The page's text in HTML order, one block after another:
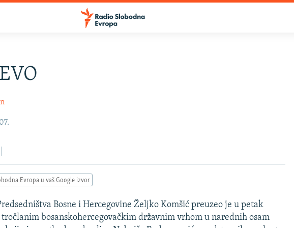
Evropa u vaš Google izvor
Bosne i Hercegovine Željko Komšić preuzeo je u petak
bosanskohercegovačkim državnim vrhom u narednih osam